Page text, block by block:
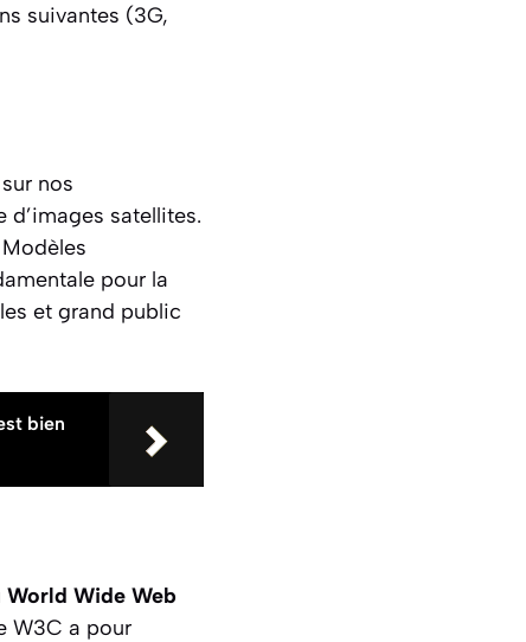
suivantes (3G,
nos
d’images satellites.
Modèles
pour la
et grand public
bien
World Wide Web
W3C a pour